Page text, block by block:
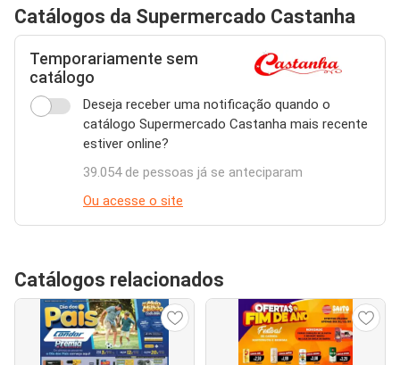
Catálogos da Supermercado Castanha
Temporariamente sem
catálogo
Deseja receber uma notificação quando o
catálogo Supermercado Castanha mais recente
estiver online?
39.054 de pessoas já se anteciparam
Ou acesse o site
Catálogos relacionados